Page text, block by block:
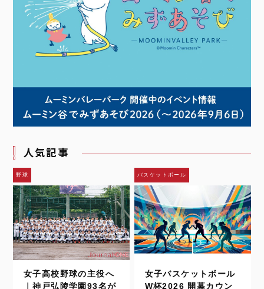
人気記事
野球
女子高校野球の主役へ
｜神戸弘陵学園93名が
バスケットボール
女子バスケットボール
W杯2026 開幕カウン